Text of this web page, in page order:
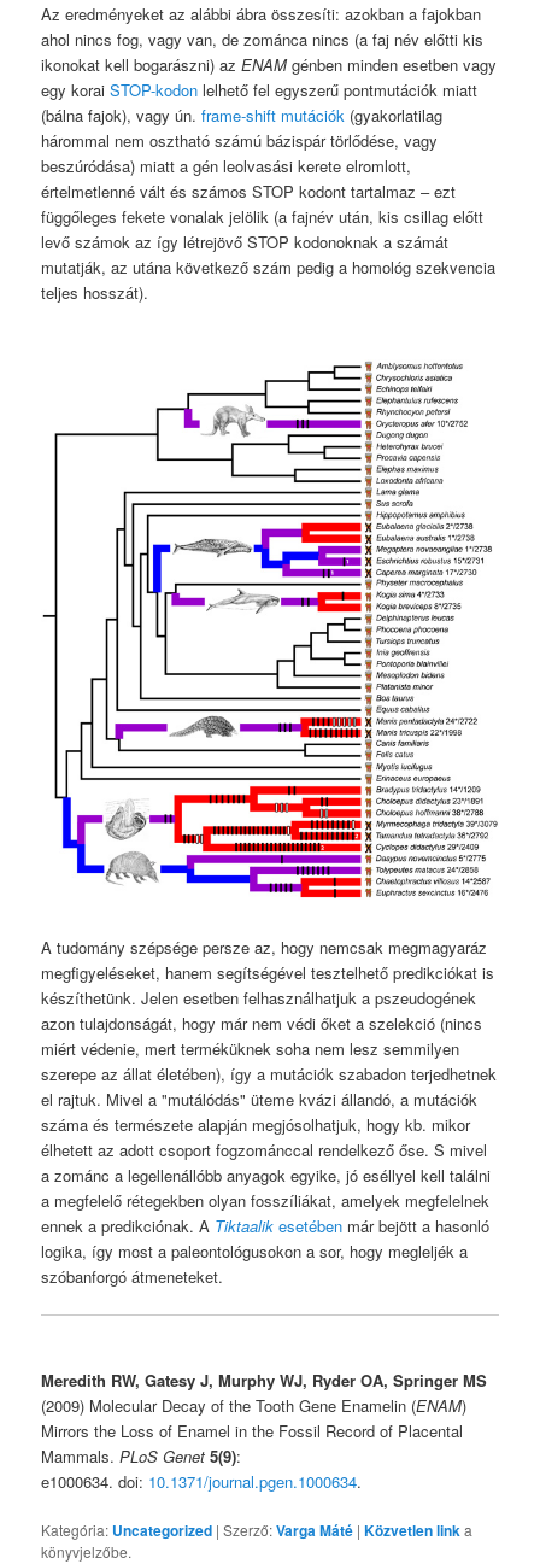
Az eredményeket az alábbi ábra összesíti: azokban a fajokban
ahol nincs fog, vagy van, de zománca nincs (a faj név előtti kis
ikonokat kell bogarászni) azENAMgénben minden esetben vagy
egy koraiSTOP-kodon lelhető fel egyszerű pontmutációk miatt
(bálna fajok), vagy ún.frame-shift mutációk (gyakorlatilag
hárommal nem osztható számú bázispár törlődése, vagy
beszúródása) miatt a gén leolvasási kerete elromlott,
értelmetlenné vált és számos STOP kodont tartalmaz – ezt
függőleges fekete vonalak jelölik (a fajnév után, kis csillag előtt
levő számok az így létrejövő STOP kodonoknak a számát
mutatják, az utána következő szám pedig a homológ szekvencia
teljes hosszát).
A tudomány szépsége persze az, hogy nemcsak megmagyaráz
megfigyeléseket, hanem segítségével tesztelhető predikciókat is
készíthetünk. Jelen esetben felhasználhatjuk a pszeudogének
azon tulajdonságát, hogy már nem védi őket a szelekció (nincs
miért védenie, mert terméküknek soha nem lesz semmilyen
szerepe az állat életében), így a mutációk szabadon terjedhetnek
el rajtuk. Mivel a "mutálódás" üteme kvázi állandó, a mutációk
száma és természete alapján megjósolhatjuk, hogy kb. mikor
élhetett az adott csoport fogzománccal rendelkező őse. S mivel
a zománc a legellenállóbb anyagok egyike, jó eséllyel kell találni
a megfelelő rétegekben olyan fosszíliákat, amelyek megfelelnek
ennek a predikciónak. A Tiktaalik esetében már bejött a hasonló
logika, így most a paleontológusokon a sor, hogy megleljék a
szóbanforgó átmeneteket.
Meredith RW, Gatesy J, Murphy WJ, Ryder OA, Springer MS
(2009) Molecular Decay of the Tooth Gene Enamelin (ENAM)
Mirrors the Loss of Enamel in the Fossil Record of Placental
Mammals.PLoS Genet 5(9):
e1000634. doi: 10.1371/journal.pgen.1000634.
Kategória: Uncategorized | Szerző:Varga Máté |Közvetlen linka
könyvjelzőbe.